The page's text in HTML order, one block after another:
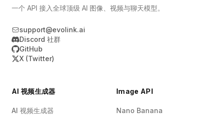
一个 API 接入全球顶级 AI 图像、视频与聊天模型。
support@evolink.ai
Discord 社群
GitHub
X (Twitter)
AI 视频生成器
AI 视频生成器
Image API
Nano Banana